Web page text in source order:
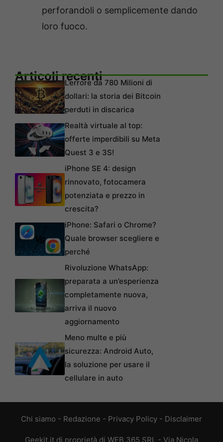
perforandoli o semplicemente dando
loro fuoco.
Articoli recentiL’errore da 780 Milioni di
dollari: la storia dei Bitcoin
perduti in discarica
Realtà virtuale al top:
offerte imperdibili su Meta
Quest 3 e 3S!
iPhone SE 4: design
rinnovato, fotocamera
potenziata e prezzo in
crescita?
iPhone: Safari o Chrome?
Quale browser scegliere e
perché
Rivoluzione WhatsApp:
preparata a un’esperienza
completamente nuova,
arriva il nuovo
aggiornamento
Meno multe e più
sicurezza: Android Auto,
la soluzione per usare il
cellulare in auto
Chi siamo - Redazione - Privacy Policy - Disclaimer
Geekit.it di proprietà di WEB 365 SRL - Via Nicola